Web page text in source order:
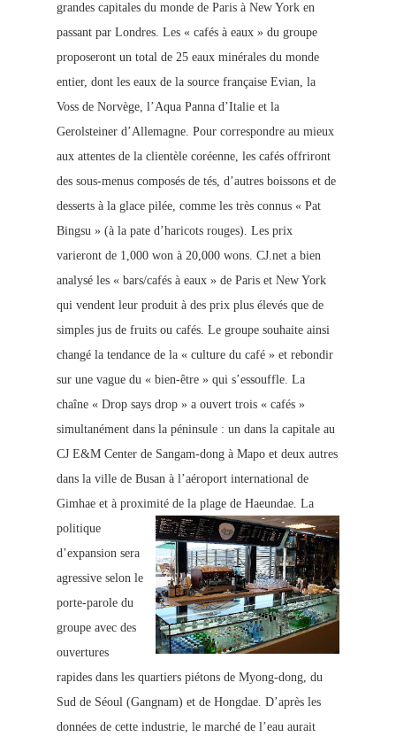
grandes capitales du monde de Paris à New York en
passant par Londres. Les « cafés à eaux » du groupe
proposeront un total de 25 eaux minérales du monde
entier, dont les eaux de la source française Evian, la
Voss de Norvège, l’Aqua Panna d’Italie et la
Gerolsteiner d’Allemagne. Pour correspondre au mieux
aux attentes de la clientèle coréenne, les cafés offriront
des sous-menus composés de tés, d’autres boissons et de
desserts à la glace pilée, comme les très connus « Pat
Bingsu » (à la pate d’haricots rouges). Les prix
varieront de 1,000 won à 20,000 wons. CJ.net a bien
analysé les « bars/cafés à eaux » de Paris et New York
qui vendent leur produit à des prix plus élevés que de
simples jus de fruits ou cafés. Le groupe souhaite ainsi
changé la tendance de la « culture du café » et rebondir
sur une vague du « bien-être » qui s’essouffle. La
chaîne « Drop says drop » a ouvert trois « cafés »
simultanément dans la péninsule : un dans la capitale au
CJ E&M Center de Sangam-dong à Mapo et deux autres
dans la ville de Busan à l’aéroport international de
Gimhae et à proximité de la plage de Haeundae. La
politique
d’expansion sera
agressive selon le
porte-parole du
groupe avec des
ouvertures
rapides dans les quartiers piétons de Myong-dong, du
Sud de Séoul (Gangnam) et de Hongdae. D’après les
données de cette industrie, le marché de l’eau aurait